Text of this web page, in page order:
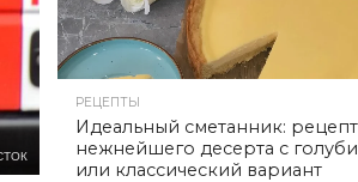
РЕЦЕПТЫ
Идеальный сметанник: рецепт
нежнейшего десерта с
или классический вариант